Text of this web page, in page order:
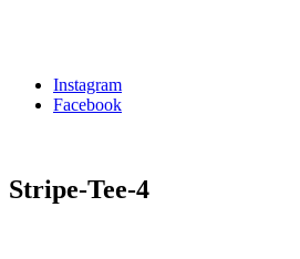
Instagram
Facebook
Stripe-Tee-4